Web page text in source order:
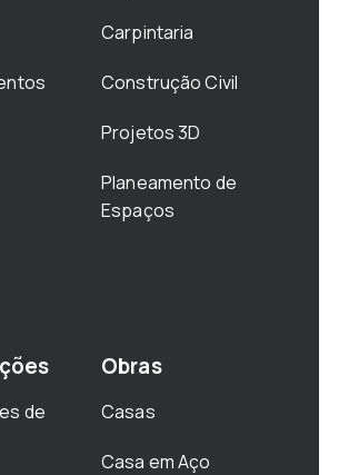
Carpintaria
Construção Civil
Projetos 3D
Planeamento de
Espaços
de
Obras
Casas
Casa em Aço